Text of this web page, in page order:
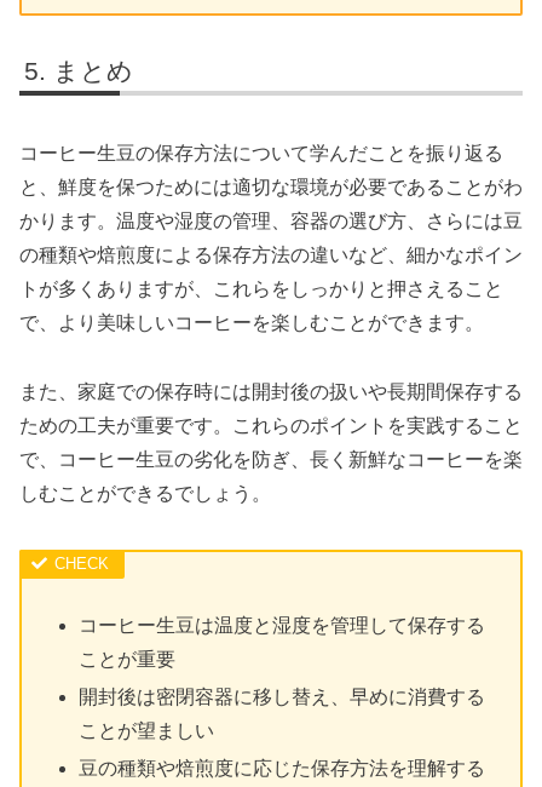
まとめ
コーヒー生豆の保存方法について学んだことを振り返る
と、鮮度を保つためには適切な環境が必要であることがわ
かります。温度や湿度の管理、容器の選び方、さらには豆
の種類や焙煎度による保存方法の違いなど、細かなポイン
トが多くありますが、これらをしっかりと押さえること
で、より美味しいコーヒーを楽しむことができます。
また、家庭での保存時には開封後の扱いや長期間保存する
ための工夫が重要です。これらのポイントを実践すること
で、コーヒー生豆の劣化を防ぎ、長く新鮮なコーヒーを楽
しむことができるでしょう。
コーヒー生豆は温度と湿度を管理して保存する
ことが重要
開封後は密閉容器に移し替え、早めに消費する
ことが望ましい
豆の種類や焙煎度に応じた保存方法を理解する